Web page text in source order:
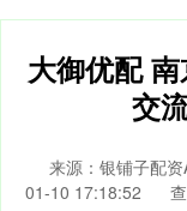
大御优配
交
来源：银铺子配
01-10 17:18:52